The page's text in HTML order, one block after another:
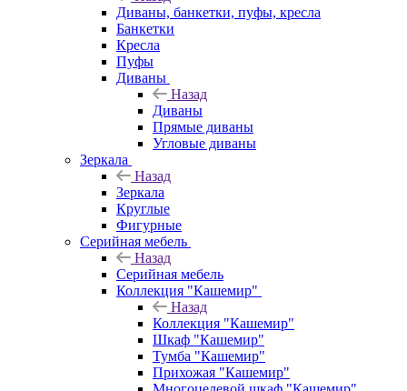
Диваны, банкетки, пуфы, кресла
Банкетки
Кресла
Пуфы
Диваны
Назад
Диваны
Прямые диваны
Угловые диваны
Зеркала
Назад
Зеркала
Круглые
Фигурные
Серийная мебель
Назад
Серийная мебель
Коллекция "Кашемир"
Назад
Коллекция "Кашемир"
Шкаф "Кашемир"
Тумба "Кашемир"
Прихожая "Кашемир"